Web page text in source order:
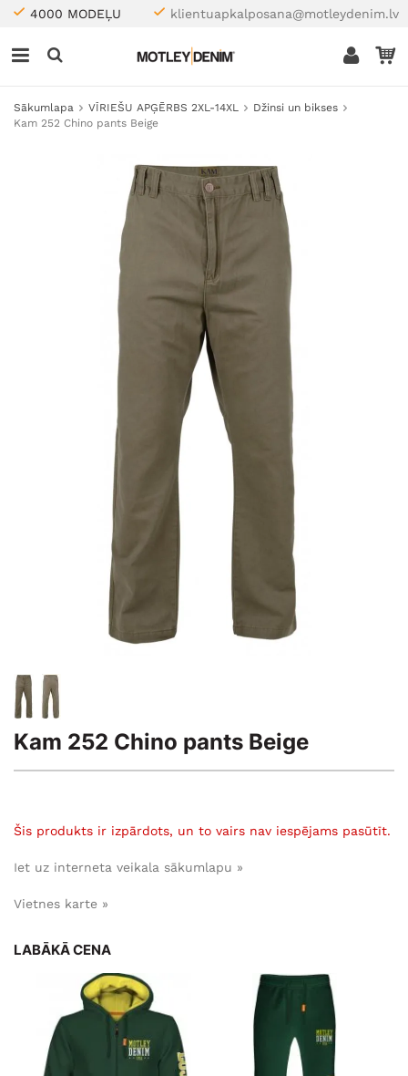
4000 MODEĻU klientuapkalposana@motleydenim.lv
Sākumlapa VĪRIEŠU APĢĒRBS 2XL-14XL
Džinsi un bikses
Kam 252 Chino pants Beige
Kam 252 Chino pants Beige
Šis produkts ir izpārdots, un to vairs nav iespējams pasūtīt.
Iet uz interneta veikala sākumlapu »
Vietnes karte »
LABĀKĀ CENA